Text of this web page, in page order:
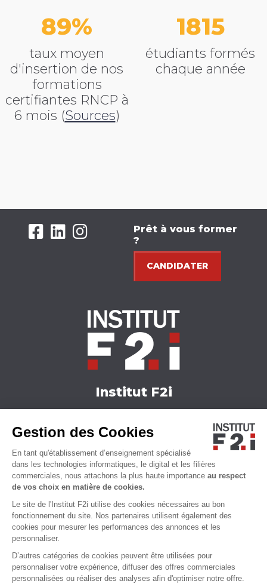
Gestion des Cookies
En tant qu'établissement d’enseignement spécialisé
dans les technologies informatiques, le digital et les filières
commerciales, nous attachons la plus haute importance au respect
de vos choix en matière de cookies.
Le site de l'Institut F2i utilise des cookies nécessaires au bon
fonctionnement du site. Nos partenaires utilisent également des
cookies pour mesurer les performances des annonces et les
personnaliser.
D’autres catégories de cookies peuvent être utilisées pour
personnaliser votre expérience, diffuser des offres commerciales
personnalisées ou réaliser des analyses afin d'optimiser notre offre.
89
taux moyen
d'insertion de nos
formations
certifiantes RNCP à
6 mois (Sources)
2260
étudiants formés
chaque année
Prêt à vous former
?
CANDIDATER
Institut F2i
Actualités
Qui sommes-nous ?
Accessibilité